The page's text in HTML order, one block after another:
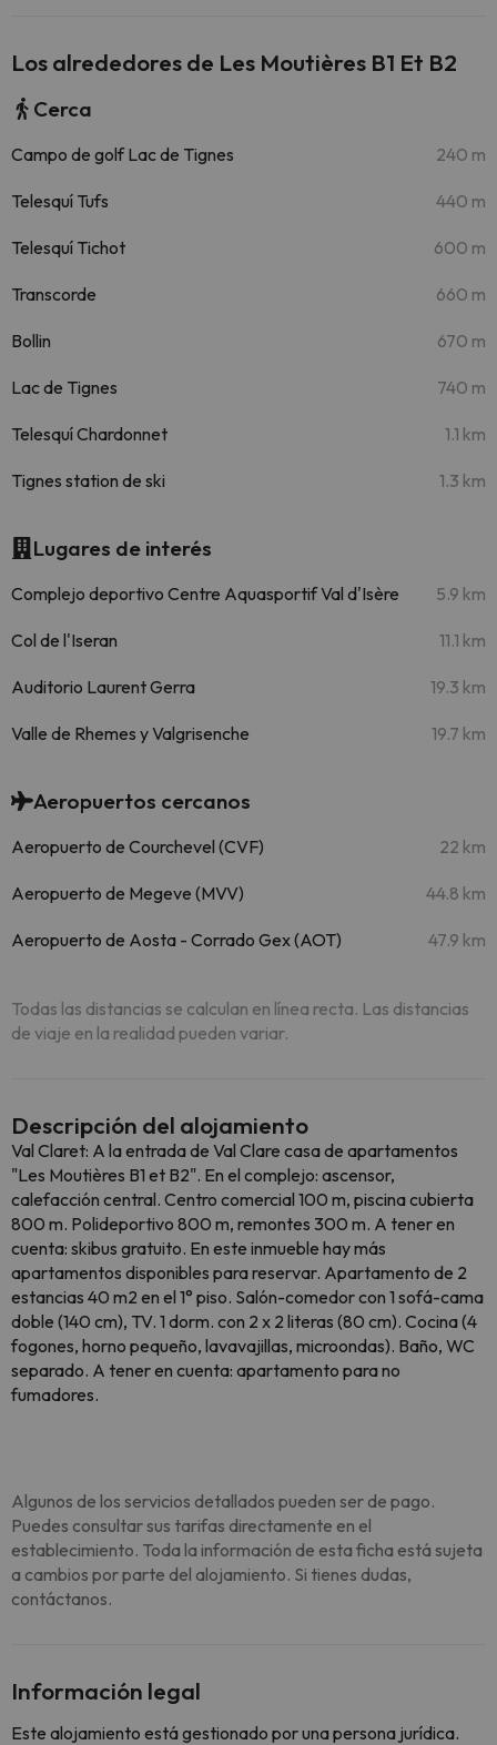
Los alrededores de Les Moutières B1 Et B2
Cerca
Campo de golf Lac de Tignes 240 m
Telesquí Tufs 440 m
Telesquí Tichot 600 m
Transcorde 660 m
Bollin 670 m
Lac de Tignes 740 m
Telesquí Chardonnet 1.1 km
Tignes station de ski 1.3 km
Lugares de interés
Complejo deportivo Centre Aquasportif Val d'Isère 5.9 km
Col de l'Iseran 11.1 km
Auditorio Laurent Gerra 19.3 km
Valle de Rhemes y Valgrisenche 19.7 km
Aeropuertos cercanos
Aeropuerto de Courchevel (CVF) 22 km
Aeropuerto de Megeve (MVV) 44.8 km
Aeropuerto de Aosta - Corrado Gex (AOT) 47.9 km
Todas las distancias se calculan en línea recta. Las distancias
de viaje en la realidad pueden variar.
Descripción del alojamiento
Val Claret: A la entrada de Val Clare casa de apartamentos
"Les Moutières B1 et B2". En el complejo: ascensor,
calefacción central. Centro comercial 100 m, piscina cubierta
800 m. Polideportivo 800 m, remontes 300 m. A tener en
cuenta: skibus gratuito. En este inmueble hay más
apartamentos disponibles para reservar. Apartamento de 2
estancias 40 m2 en el 1° piso. Salón-comedor con 1 sofá-cama
doble (140 cm), TV. 1 dorm. con 2 x 2 literas (80 cm). Cocina (4
fogones, horno pequeño, lavavajillas, microondas). Baño, WC
separado. A tener en cuenta: apartamento para no
fumadores.
Algunos de los servicios detallados pueden ser de pago.
Puedes consultar sus tarifas directamente en el
establecimiento. Toda la información de esta ficha está sujeta
a cambios por parte del alojamiento. Si tienes dudas,
contáctanos.
Información legal
Este alojamiento está gestionado por una persona jurídica.